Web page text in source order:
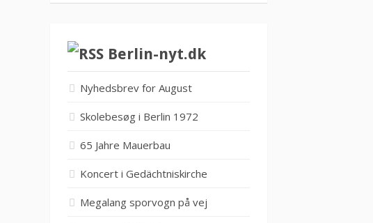
Berlin-nyt.dk
Nyhedsbrev for August
Skolebesøg i Berlin 1972
65 Jahre Mauerbau
Koncert i Gedächtniskirche
Megalang sporvogn på vej